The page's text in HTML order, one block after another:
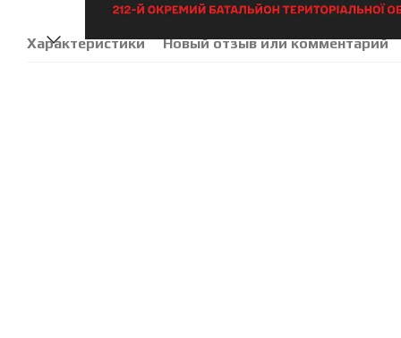
Характеристики Новый отзыв или комментарий